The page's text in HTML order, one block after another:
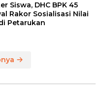
Siswa, DHC BPK 45
Rakor Sosialisasi Nilai
Petarukan